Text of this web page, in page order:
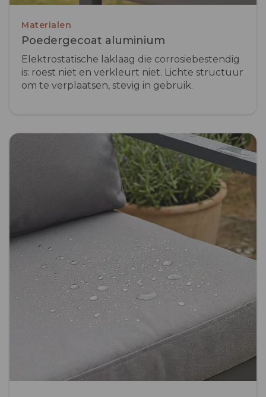
Materialen
Poedergecoat aluminium
Elektrostatische laklaag die corrosiebestendig
is: roest niet en verkleurt niet. Lichte structuur
om te verplaatsen, stevig in gebruik.